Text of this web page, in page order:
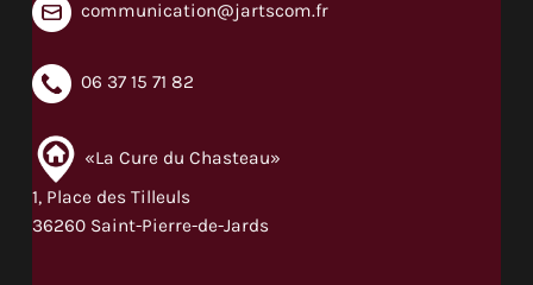
communication@jartscom.fr
06 37 15 71 82
«La Cure du Chasteau»
1, Place des Tilleuls
36260 Saint-Pierre-de-Jards